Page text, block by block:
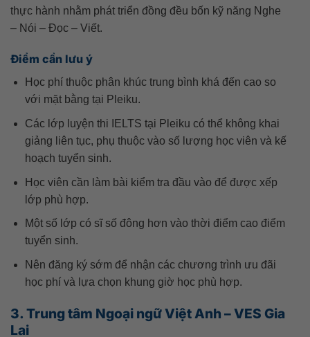
thực hành nhằm phát triển đồng đều bốn kỹ năng Nghe
– Nói – Đọc – Viết.
Điểm cần lưu ý
Học phí thuộc phân khúc trung bình khá đến cao so
với mặt bằng tại Pleiku.
Các lớp luyện thi IELTS tại Pleiku có thể không khai
giảng liên tục, phụ thuộc vào số lượng học viên và kế
hoạch tuyển sinh.
Học viên cần làm bài kiểm tra đầu vào để được xếp
lớp phù hợp.
Một số lớp có sĩ số đông hơn vào thời điểm cao điểm
tuyển sinh.
Nên đăng ký sớm để nhận các chương trình ưu đãi
học phí và lựa chọn khung giờ học phù hợp.
3. Trung tâm Ngoại ngữ Việt Anh – VES Gia
Lai